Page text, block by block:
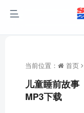
当前位置： 首页
儿童睡前故事
MP3下载